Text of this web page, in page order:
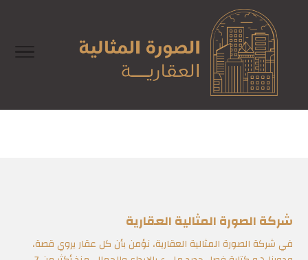
شركة الصورة المثالية العقارية
في شركة الصورة المثالية العقارية، نؤمن بأن كل عقار يروي قصة،